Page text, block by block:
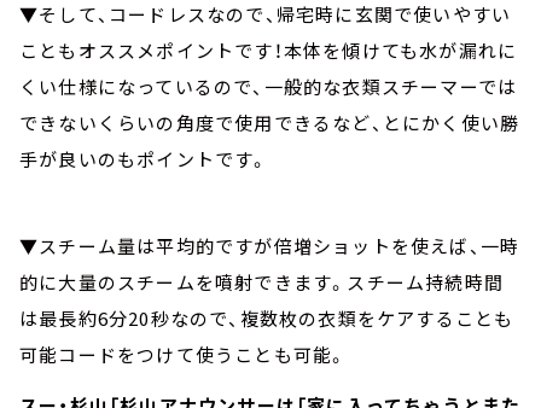
▼そして、コードレスなので、帰宅時に玄関で使いやすい
こともオススメポイントです！本体を傾けても水が漏れに
くい仕様になっているので、一般的な衣類スチーマーでは
できないくらいの角度で使用できるなど、とにかく使い勝
手が良いのもポイントです。
▼スチーム量は平均的ですが倍増ショットを使えば、一時
的に大量のスチームを噴射できます。スチーム持続時間
は最長約6分20秒なので、複数枚の衣類をケアすることも
可能コードをつけて使うことも可能。